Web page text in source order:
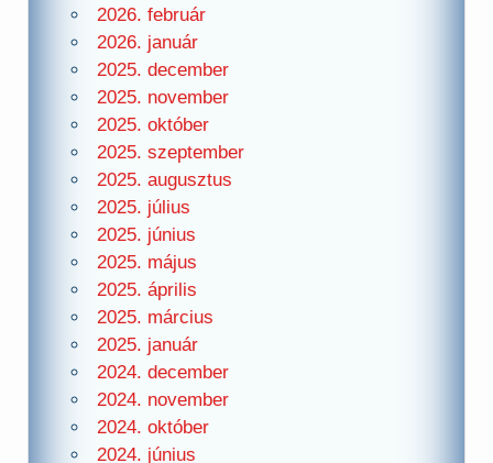
2026. február
2026. január
2025. december
2025. november
2025. október
2025. szeptember
2025. augusztus
2025. július
2025. június
2025. május
2025. április
2025. március
2025. január
2024. december
2024. november
2024. október
2024. június